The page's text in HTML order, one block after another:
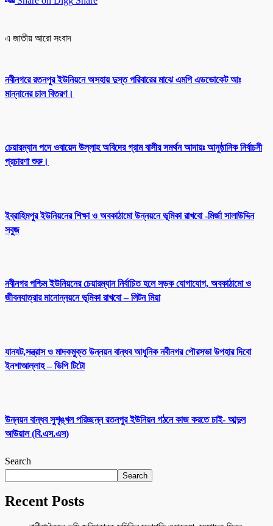
এ জাতীয় আরো সংবাদ
নবীনগরে রতনপুর ইউনিয়নে অসহায় দুস্ত পরিবারের মাঝে এমপি এডভোকেট আঃ
মান্নানের চাল বিতরণ।
চেয়ারম্যান পদে ওবায়েদ উল্লাহ অবিদের গ্রাম বাসীর সমর্থন আদায়ঃ আনুষ্ঠানিক নির্বাচনী
প্রচারণা শুরু।
ইব্রাহিমপুর ইউনিয়নের শিক্ষা ও অবকাঠামো উন্নয়নে ভূমিকা রাখবো -মির্জা সালাউদ্দিন
সবুজ
নবীনগর পশ্চিম ইউনিয়নের চেয়ারম্যান নির্বাচিত হলে সড়ক যোগাযোগ, অবকাঠামো ও
জীবনযাত্রার মানোন্নয়নে ভূমিকা রাখবো – লিটন মিয়া
যানযট,সন্ত্রাস ও মাদকমুক্ত উন্নয়ন বান্ধব আধুনিক নবীনগর পৌরসভা উপহার দিবো
ইনশাআল্লাহ – ভিপি টিটো
উন্নয়ন বান্ধব সুশৃঙ্খল পরিচ্ছন্ন রতনপুর ইউনিয়ন গঠনে কাজ করতে চাই- আব্দুল
আউয়াল (বি.এস.এস)
Search
Search
Recent Posts